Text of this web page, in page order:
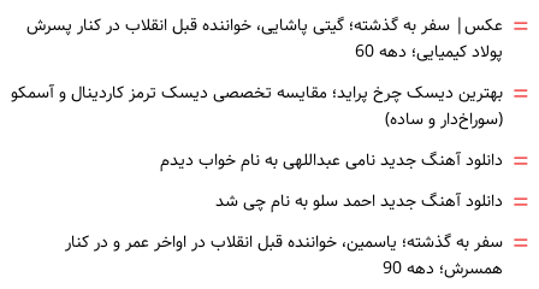
= عکس| سفر به گذشته؛ گیتی پاشایی، خواننده قبل انقلاب در کنار پسرش
پولاد کیمیایی؛ دهه 60
= بهترین دیسک چرخ پراید؛ مقایسه تخصصی دیسک ترمز کاردینال و آسمکو
(سوراخ‌دار و ساده)
= دانلود آهنگ جدید نامی عبداللهی به نام خواب دیدم
= دانلود آهنگ جدید احمد سلو به نام چی شد
= سفر به گذشته؛ یاسمین، خواننده قبل انقلاب در اواخر عمر و در کنار
همسرش؛ دهه 90